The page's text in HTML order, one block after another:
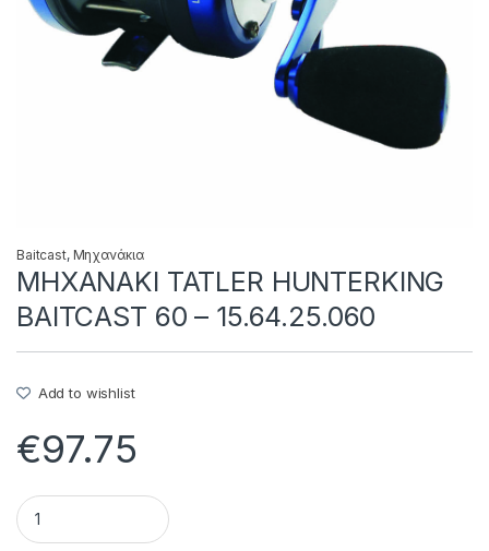
Baitcast, Μηχανάκια
ΜΗΧΑΝΑΚΙ TATLER HUNTERKING
BAITCAST 60 – 15.64.25.060
Add to wishlist
€97.75
ΜΗΧΑΝΑΚΙ TATLER HUNTERKING BAITCAST 60 -